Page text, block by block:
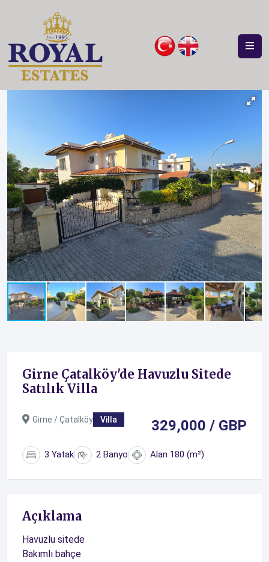
Girne Çatalköy'de Havuzlu Sitede
Satılık Villa
Girne / Çatalköy Villa 329,000 / GBP
3 Yatak 2 Banyo Alan 180 (m²)
Açıklama
Havuzlu sitede
Bakımlı bahçe